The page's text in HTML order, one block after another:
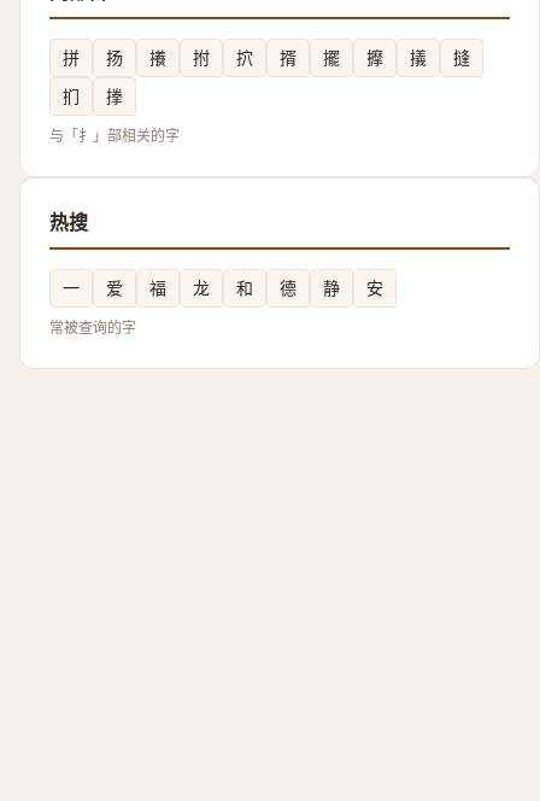
拼 扬 攁 拊 㧒 揟 擺 擵 㩘
摓
扪
搼
与「扌」部相关的字
热搜
一 爱 福 龙 和 德 静 安
常被查询的字